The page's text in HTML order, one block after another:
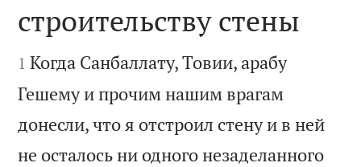

строительству стены

1 Когда Санбаллату, Товии, арабу
Гешему и прочим нашим врагам
донесли, что я отстроил стену и в ней
не осталось ни одного незаделанного